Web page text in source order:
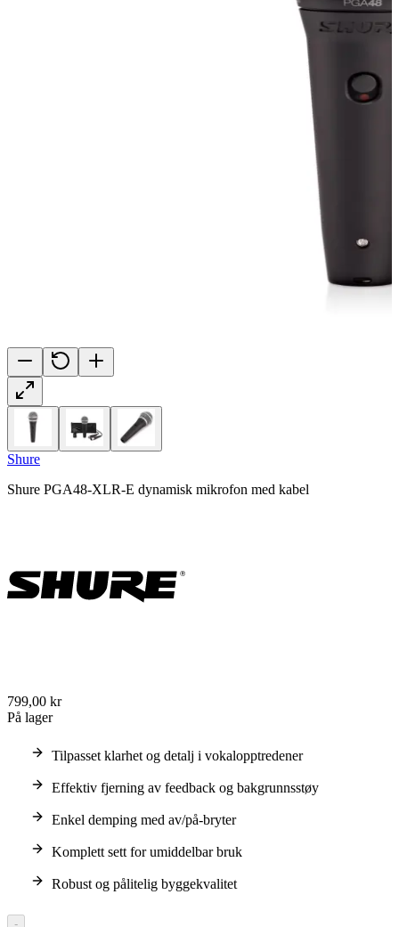
Shure
Shure PGA48-XLR-E dynamisk mikrofon med kabel
799,00 kr
På lager
Tilpasset klarhet og detalj i vokalopptredener
Effektiv fjerning av feedback og bakgrunnsstøy
Enkel demping med av/på-bryter
Komplett sett for umiddelbar bruk
Robust og pålitelig byggekvalitet
-